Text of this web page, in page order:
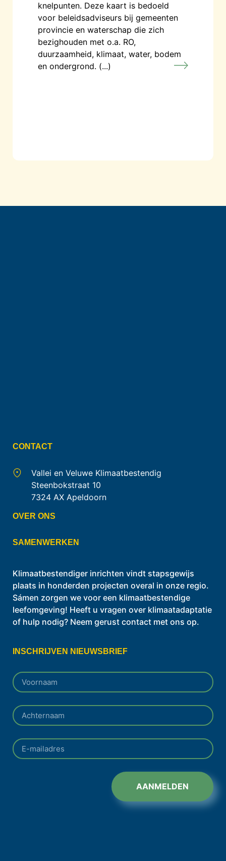
knelpunten. Deze kaart is bedoeld
voor beleidsadviseurs bij gemeenten
provincie en waterschap die zich
bezighouden met o.a. RO,
duurzaamheid, klimaat, water, bodem
en ondergrond. (...)
CONTACT
Vallei en Veluwe Klimaatbestendig
Steenbokstraat 10
7324 AX Apeldoorn
OVER ONS
SAMENWERKEN
Klimaatbestendiger inrichten vindt stapsgewijs
plaats in honderden projecten overal in onze regio.
Sámen zorgen we voor een klimaatbestendige
leefomgeving! Heeft u vragen over klimaatadaptatie
of hulp nodig? Neem gerust contact met ons op.
INSCHRIJVEN NIEUWSBRIEF
AANMELDEN